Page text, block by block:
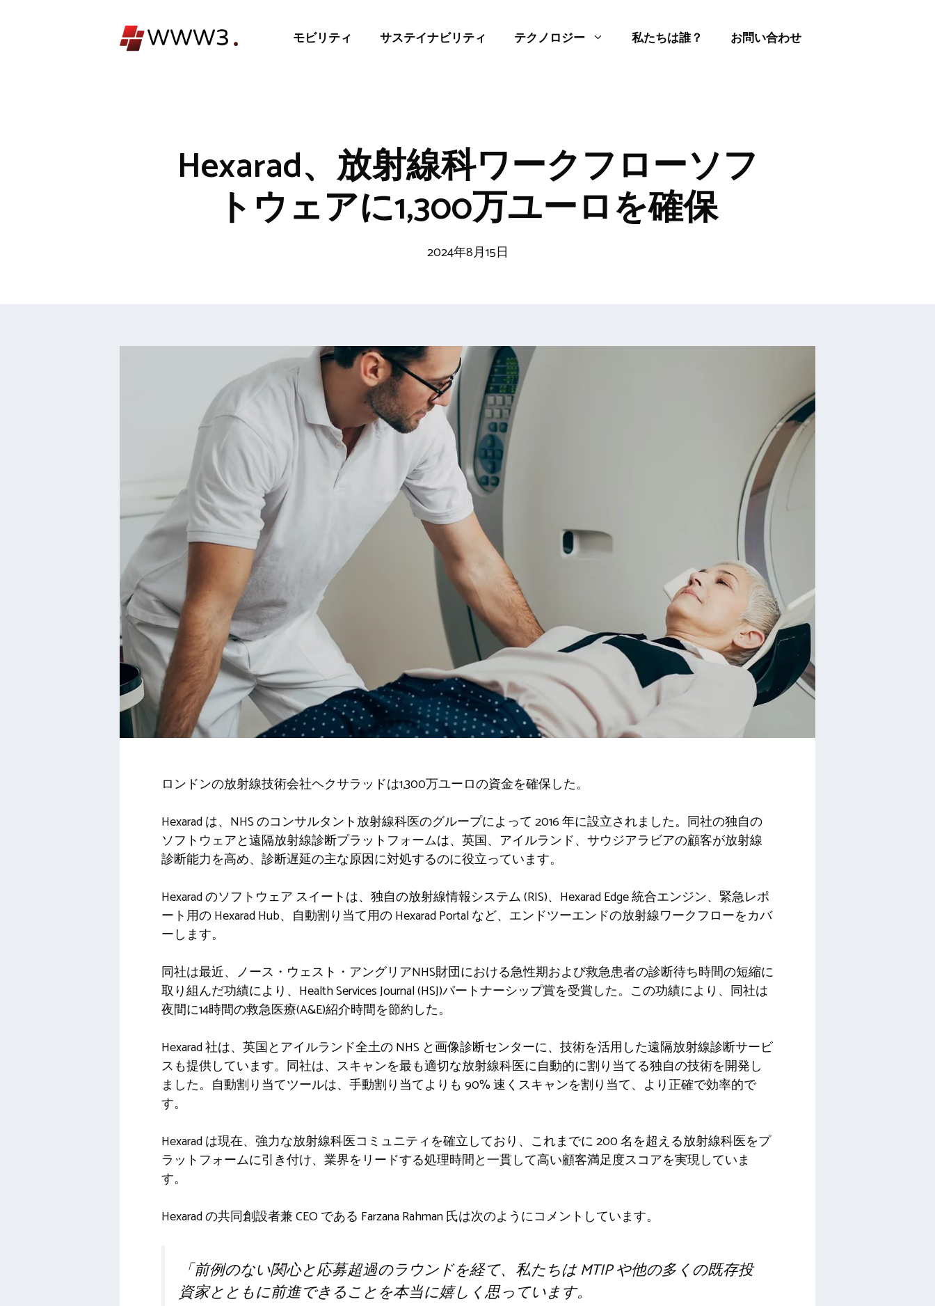
モビリティ サステイナビリティ テクノロジー 私たちは誰？ お問い合わせ
Hexarad、放射線科ワークフローソフ
トウェアに1,300万ユーロを確保
2024年8月15日
ロンドンの放射線技術会社ヘクサラッドは1,300万ユーロの資金を確保した。
Hexarad は、NHS のコンサルタント放射線科医のグループによって 2016 年に設立されました。同社の独自の
ソフトウェアと遠隔放射線診断プラットフォームは、英国、アイルランド、サウジアラビアの顧客が放射線
診断能力を高め、診断遅延の主な原因に対処するのに役立っています。
Hexarad のソフトウェア スイートは、独自の放射線情報システム (RIS)、Hexarad Edge 統合エンジン、緊急レポ
ート用の Hexarad Hub、自動割り当て用の Hexarad Portal など、エンドツーエンドの放射線ワークフローをカバ
ーします。
同社は最近、ノース・ウェスト・アングリアNHS財団における急性期および救急患者の診断待ち時間の短縮に
取り組んだ功績により、Health Services Journal (HSJ)パートナーシップ賞を受賞した。この功績により、同社は
夜間に14時間の救急医療(A&E)紹介時間を節約した。
Hexarad 社は、英国とアイルランド全土の NHS と画像診断センターに、技術を活用した遠隔放射線診断サービ
スも提供しています。同社は、スキャンを最も適切な放射線科医に自動的に割り当てる独自の技術を開発し
ました。自動割り当てツールは、手動割り当てよりも 90% 速くスキャンを割り当て、より正確で効率的で
す。
Hexarad は現在、強力な放射線科医コミュニティを確立しており、これまでに 200 名を超える放射線科医をプ
ラットフォームに引き付け、業界をリードする処理時間と一貫して高い顧客満足度スコアを実現していま
す。
Hexarad の共同創設者兼 CEO である Farzana Rahman 氏は次のようにコメントしています。
「前例のない関心と応募超過のラウンドを経て、私たちは MTIP や他の多くの既存投
資家とともに前進できることを本当に嬉しく思っています。